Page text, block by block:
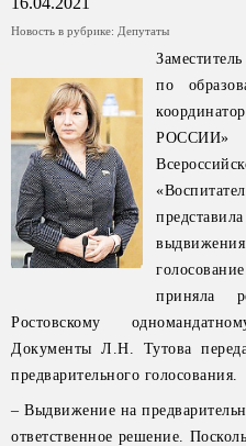
Новость в рубрике: Депутаты
по
РОССИИ»
приняла
Ростовскому
Документы Л.Н. Тутова
предварительного голосования.
– Выдвижение на
ответственное решение.